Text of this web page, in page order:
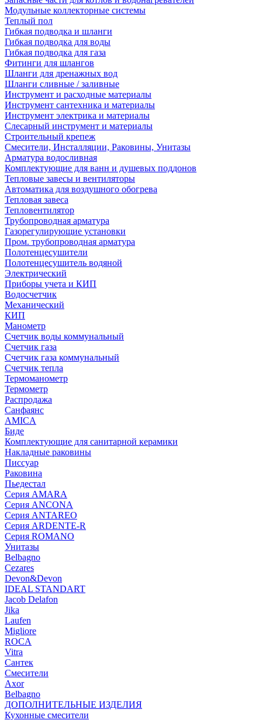
Модульные коллекторные системы
Теплый пол
Гибкая подводка и шланги
Гибкая подводка для воды
Гибкая подводка для газа
Фитинги для шлангов
Шланги для дренажных вод
Шланги сливные / заливные
Инструмент и расходные материалы
Инструмент сантехника и материалы
Инструмент электрика и материалы
Слесарный инструмент и материалы
Строительный крепеж
Смесители, Инсталляции, Раковины, Унитазы
Арматура водосливная
Комплектующие для ванн и душевых поддонов
Тепловые завесы и вентиляторы
Автоматика для воздушного обогрева
Тепловая завеса
Тепловентилятор
Трубопроводная арматура
Газорегулирующие установки
Пром. трубопроводная арматура
Полотенцесушители
Полотенцесушитель водяной
Электрический
Приборы учета и КИП
Водосчетчик
Механический
КИП
Манометр
Счетчик воды коммунальный
Счетчик газа
Счетчик газа коммунальный
Счетчик тепла
Термоманометр
Термометр
Распродажа
Санфаянс
AMICA
Биде
Комплектующие для санитарной керамики
Накладные раковины
Писсуар
Раковина
Пьедестал
Серия AMARA
Серия ANCONA
Серия ANTAREO
Серия ARDENTE-R
Серия ROMANO
Унитазы
Belbagno
Cezares
Devon&Devon
IDEAL STANDART
Jacob Delafon
Jika
Laufen
Migliore
ROCA
Vitra
Сантек
Смесители
Axor
Belbagno
ДОПОЛНИТЕЛЬНЫЕ ИЗДЕЛИЯ
Кухонные смесители